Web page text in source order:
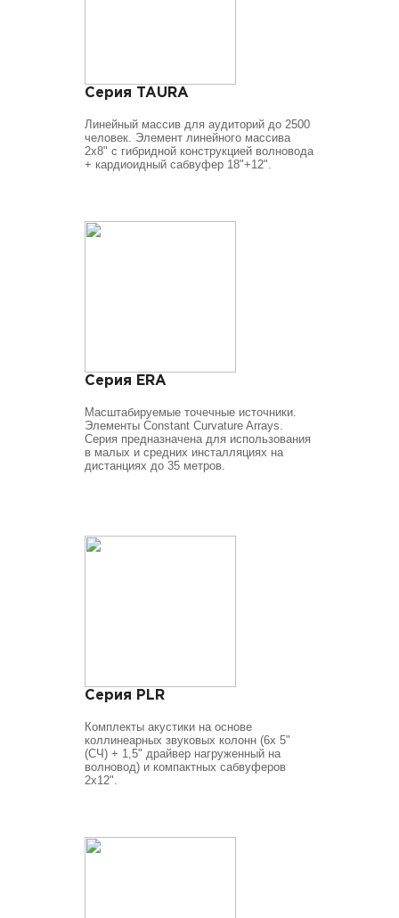
Серия TAURA
Линейный массив для аудиторий до 2500
человек. Элемент линейного массива
2х8" с гибридной конструкцией волновода
+ кардиоидный сабвуфер 18"+12".
Серия ERA
Масштабируемые точечные источники.
Элементы Constant Curvature Arrays.
Серия предназначена для использования
в малых и средних инсталляциях на
дистанциях до 35 метров.
Серия PLR
Комплекты акустики на основе
коллинеарных звуковых колонн (6х 5"
(СЧ) + 1,5" драйвер нагруженный на
волновод) и компактных сабвуферов
2х12".